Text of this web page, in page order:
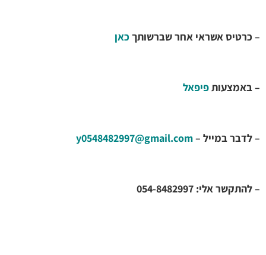
– כרטיס אשראי אחר שברשותך כאן
– באמצעותפיפאל
– לדבר במייל –y0548482997@gmail.com
– להתקשר אלי: 054-8482997